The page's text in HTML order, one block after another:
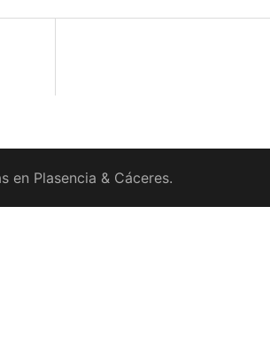
Plasencia & Cáceres.